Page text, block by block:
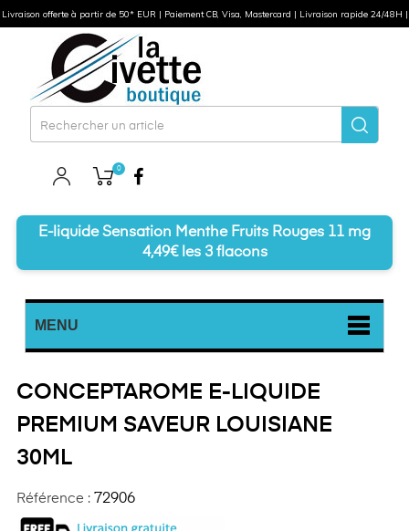
0
E-liquide Sensation Menthe Fruits Rouges 11 mg
4,49€ les 3 flacons
MENU
CONCEPTAROME E-LIQUIDE
PREMIUM SAVEUR LOUISIANE
30ML
Référence : 72906
Livraison offerte à partir de 50* EUR | Paiement CB, Visa, Mastercard | Livraison rapide 24/48H |